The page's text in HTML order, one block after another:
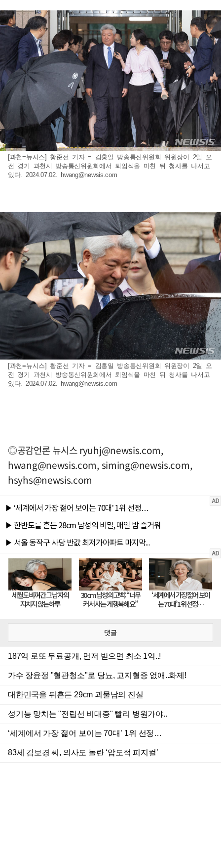
[과천=뉴시스] 황준선 기자 = 김홍일 방송통신위원회 위원장이 2일 오
전 경기 과천시 방송통신위원회에서 퇴임식을 마친 뒤 청사를 나서고
있다. 2024.07.02. hwang@newsis.com
[과천=뉴시스] 황준선 기자 = 김홍일 방송통신위원회 위원장이 2일 오
전 경기 과천시 방송통신위원회에서 퇴임식을 마친 뒤 청사를 나서고
있다. 2024.07.02. hwang@newsis.com
◎공감언론 뉴시스ryuhj@newsis.com,
hwang@newsis.com,siming@newsis.com,
hsyhs@newsis.com
댓글